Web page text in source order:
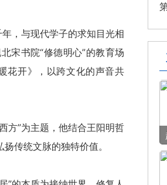
，与现代学子的求知目光相
宋书院“修德明心”的教育场
花开》，以跨文化的声音共
方”为主题，他结合王阳明哲
传统文脉的独特价值。